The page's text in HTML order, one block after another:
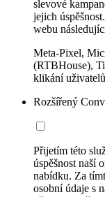
slevové
jejich
webu
Meta-Pixel,
(RTBHouse),
klikání
Rozšířený
Přijetím této
úspěšnost naší
nabídku. Za
osobní údaje s